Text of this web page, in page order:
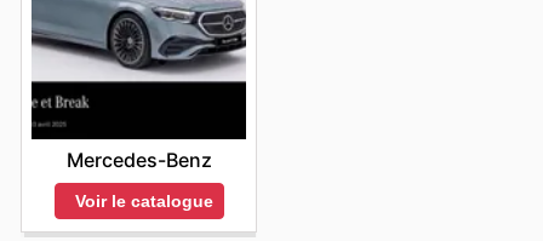
Mercedes-Benz
Voir le catalogue